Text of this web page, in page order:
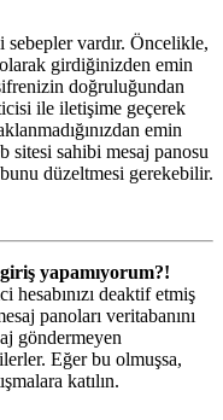
vardır. Öncelikle,
girdiğinizden emin
doğruluğundan
ile iletişime geçerek
emin
sitesi sahibi mesaj panosu
düzeltmesi gerekebilir.
yapamıyorum?!
hesabınızı deaktif etmiş
panoları veritabanını
göndermeyen
Eğer bu olmuşsa,
katılın.